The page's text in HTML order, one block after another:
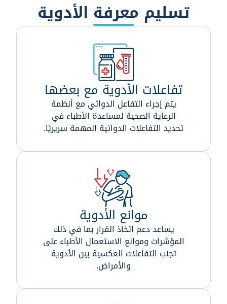
تسليم معرفة الأدوية
تفاعلات الأدوية مع بعضها
يتم إجراء التفاعل الدوائي مع أنظمة
الرعاية الصحية لمساعدة الأطباء في
تحديد التفاعلات الدوائية المهمة سريريًا.
موانع الأدوية
يساعد دعم اتخاذ القرار بما في ذلك
المؤشرات وموانع الاستعمال الأطباء على
تجنب التفاعلات العكسية بين الأدوية
والأمراض.